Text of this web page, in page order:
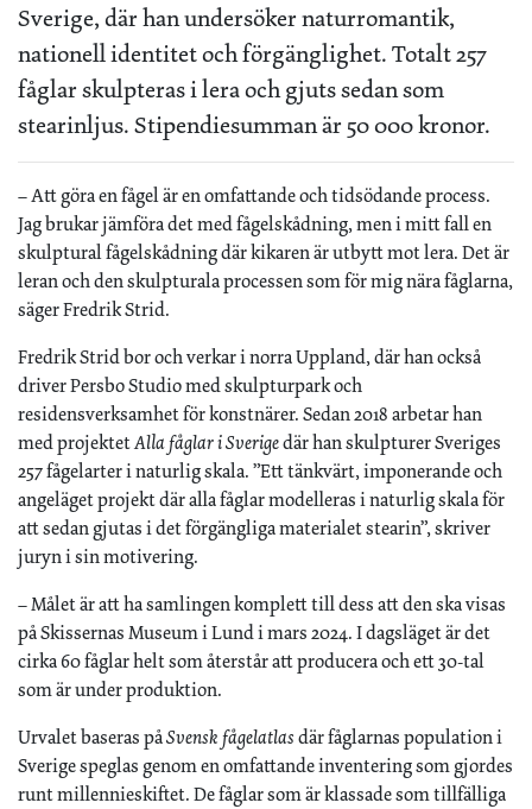
Sverige, där han undersöker naturromantik,
nationell identitet och förgänglighet. Totalt 257
fåglar skulpteras i lera och gjuts sedan som
stearinljus. Stipendiesumman är 50 000 kronor.
– Att göra en fågel är en omfattande och tidsödande process.
Jag brukar jämföra det med fågelskådning, men i mitt fall en
skulptural fågelskådning där kikaren är utbytt mot lera. Det är
leran och den skulpturala processen som för mig nära fåglarna,
säger Fredrik Strid.
Fredrik Strid bor och verkar i norra Uppland, där han också
driver Persbo Studio med skulpturpark och
residensverksamhet för konstnärer. Sedan 2018 arbetar han
med projektetAlla fåglar i Sverigedär han skulpturer Sveriges
257 fågelarter i naturlig skala. ”Ett tänkvärt, imponerande och
angeläget projekt där alla fåglar modelleras i naturlig skala för
att sedan gjutas i det förgängliga materialet stearin”, skriver
juryn i sin motivering.
– Målet är att ha samlingen komplett till dess att den ska visas
på Skissernas Museum i Lund i mars 2024. I dagsläget är det
cirka 60 fåglar helt som återstår att producera och ett 30-tal
som är under produktion.
Urvalet baseras påSvensk fågelatlasdär fåglarnas population i
Sverige speglas genom en omfattande inventering som gjordes
runt millennieskiftet. De fåglar som är klassade som tillfälliga